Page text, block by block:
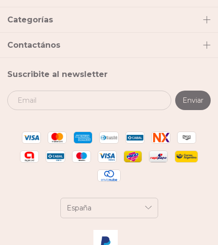
Categorías
Contactános
Suscribite al newsletter